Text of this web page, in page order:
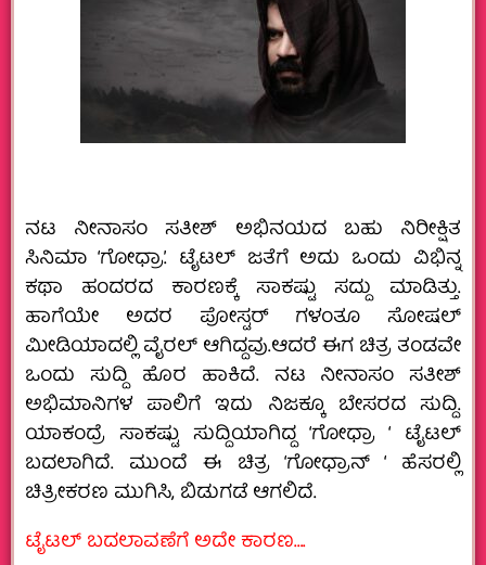
ನಟ ನೀನಾಸಂ ಸತೀಶ್ ಅಭಿನಯದ ಬಹು ನಿರೀಕ್ಷಿತ
ಸಿನಿಮಾ ‘ಗೋಧ್ರಾ’. ಟೈಟಲ್ ಜತೆಗೆ ಅದು ಒಂದು ವಿಭಿನ್ನ
ಕಥಾ ಹಂದರದ ಕಾರಣಕ್ಕೆ ಸಾಕಷ್ಟು ಸದ್ದು ಮಾಡಿತ್ತು.
ಹಾಗೆಯೇ ಅದರ ಪೋಸ್ಟರ್ ಗಳಂತೂ ಸೋಷಲ್
ಮೀಡಿಯಾದಲ್ಲಿ ವೈರಲ್ ಆಗಿದ್ದವು.‌ಆದರೆ ಈಗ ಚಿತ್ರ ತಂಡವೇ
ಒಂದು ಸುದ್ದಿ ಹೊರ ಹಾಕಿದೆ. ನಟ ನೀನಾಸಂ ಸತೀಶ್
ಅಭಿಮಾನಿಗಳ‌ ಪಾಲಿಗೆ ಇದು ನಿಜಕ್ಕೂ ಬೇಸರದ ಸುದ್ದಿ.
ಯಾಕಂದ್ರೆ ಸಾಕಷ್ಟು ಸುದ್ದಿಯಾಗಿದ್ದ ‘ಗೋಧ್ರಾ ‘ ಟೈಟಲ್
ಬದಲಾಗಿದೆ. ಮುಂದೆ ಈ ಚಿತ್ರ ‘ಗೋಧ್ರಾನ್ ‘ ಹೆಸರಲ್ಲಿ
ಚಿತ್ರೀಕರಣ ಮುಗಿಸಿ, ಬಿಡುಗಡೆ ಆಗಲಿದೆ.
ಟೈಟಲ್ ಬದಲಾವಣೆಗೆ ಅದೇ ಕಾರಣ….